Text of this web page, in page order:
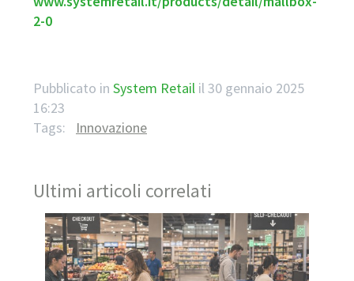
2-0
Pubblicato in System Retail il30 gennaio 2025
16:23
Tags:
Innovazione
Ultimi articoli correlati